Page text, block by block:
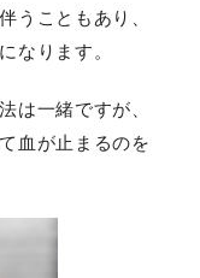
うこともあり、
なります。
は一緒ですが、
血が止まるのを